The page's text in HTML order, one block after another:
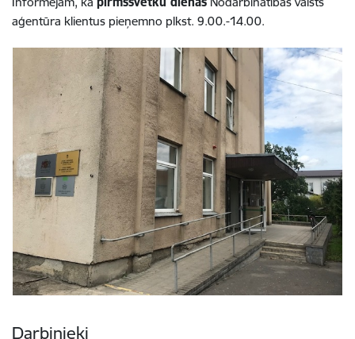
aģentūra klientus pieņemno plkst. 9.00.-14.00.
Darbinieki